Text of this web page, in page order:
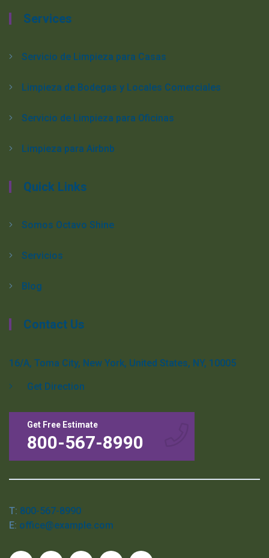
Services
Servicio de Limpieza para Casas
Limpieza de Bodegas y Locales Comerciales
Servicio de Limpieza para Oficinas
Limpieza para Airbnb
Quick Links
Somos Octavo Shine
Servicios
Blog
Contact Us
16/A, Toma City, New York, United States, NY, 10005
Get Direction
Get Free Estimate
800-567-8990
T: 800-567-8990
E: office@example.com